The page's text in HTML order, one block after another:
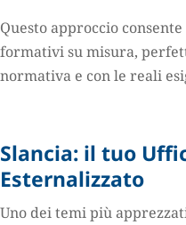
Questo approccio
formativi su misura,
normativa e con le reali
Slancia: il tuo
Esternalizzato
Uno dei temi più